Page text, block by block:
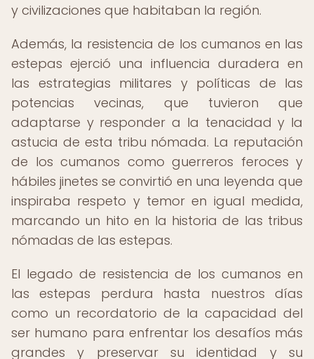
y civilizaciones que habitaban la región.
Además, la resistencia de los cumanos en las
estepas ejerció una influencia duradera en
las estrategias militares y políticas de las
potencias vecinas, que tuvieron que
adaptarse y responder a la tenacidad y la
astucia de esta tribu nómada. La reputación
de los cumanos como guerreros feroces y
hábiles jinetes se convirtió en una leyenda que
inspiraba respeto y temor en igual medida,
marcando un hito en la historia de las tribus
nómadas de las estepas.
El legado de resistencia de los cumanos en
las estepas perdura hasta nuestros días
como un recordatorio de la capacidad del
ser humano para enfrentar los desafíos más
grandes y preservar su identidad y su